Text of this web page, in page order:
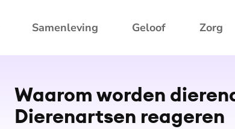
Samenleving Geloof Zorg
Waarom worden
Dierenartsen reageren